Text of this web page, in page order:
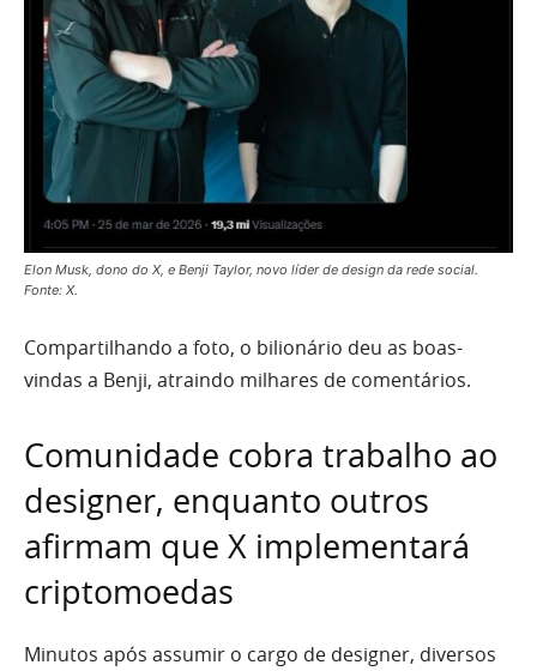
Elon Musk, dono do X, e Benji Taylor, novo líder de design da rede social.
Fonte: X.
Compartilhando a foto, o bilionário deu as boas-
vindas a Benji, atraindo milhares de comentários.
Comunidade cobra trabalho ao
designer, enquanto outros
afirmam que X implementará
criptomoedas
Minutos após assumir o cargo de designer, diversos